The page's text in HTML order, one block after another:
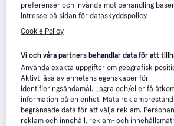
preferenser och invända mot behandling
intresse på sidan för dataskyddspolicy.
Cookie Policy
Vi och våra partners behandlar data för att
Använda exakta uppgifter om geografisk
Aktivt läsa av enhetens egenskaper för
identifieringsändamål. Lagra och/eller få
information på en enhet. Mäta
begränsade data för att välja reklam.
reklam och innehåll, reklam- och